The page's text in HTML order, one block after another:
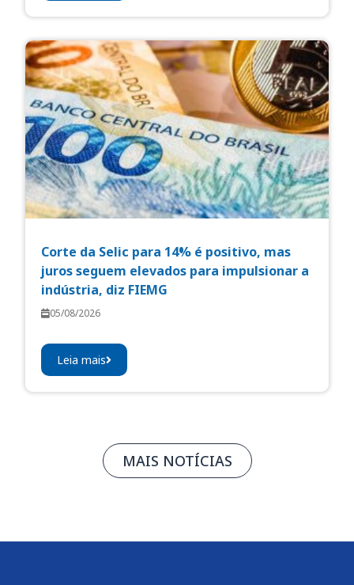
Corte da Selic para 14% é positivo, mas
juros seguem elevados para impulsionar a
indústria, diz FIEMG
05/08/2026
Leia mais
MAIS NOTÍCIAS